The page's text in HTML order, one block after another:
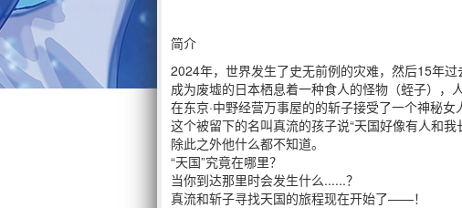
简介
2024年，世界发生了史无前例的灾难，然后15年过
成为废墟的日本栖息着一种食人的怪物（蛭子），
在东京·中野经营万事屋的的斩子接受了一个神秘女
这个被留下的名叫真流的孩子说“天国好像有人和我
除此之外他什么都不知道。
“天国”究竟在哪里？
当你到达那里时会发生什么......？
真流和斩子寻找天国的旅程现在开始了——！